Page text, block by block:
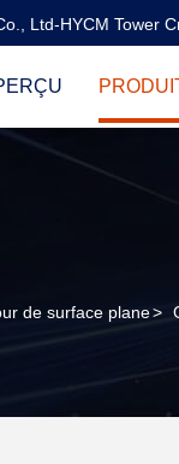
Ltd-HYCM Tower
de surface plane>